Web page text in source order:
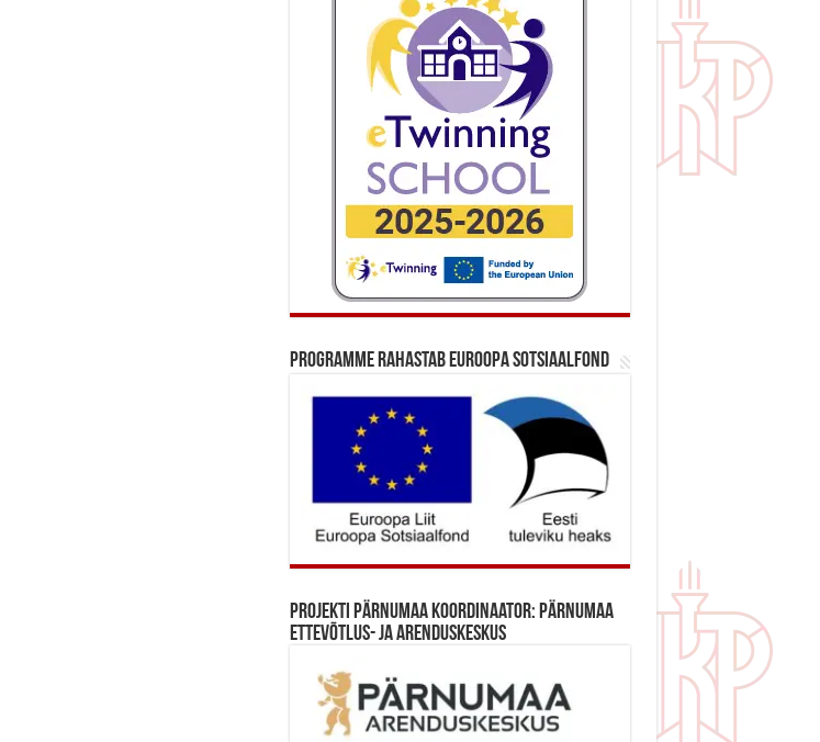
Programme rahastab Euroopa Sotsiaalfond
Projekti Pärnumaa koordinaator: Pärnumaa
Ettevõtlus- ja Arenduskeskus